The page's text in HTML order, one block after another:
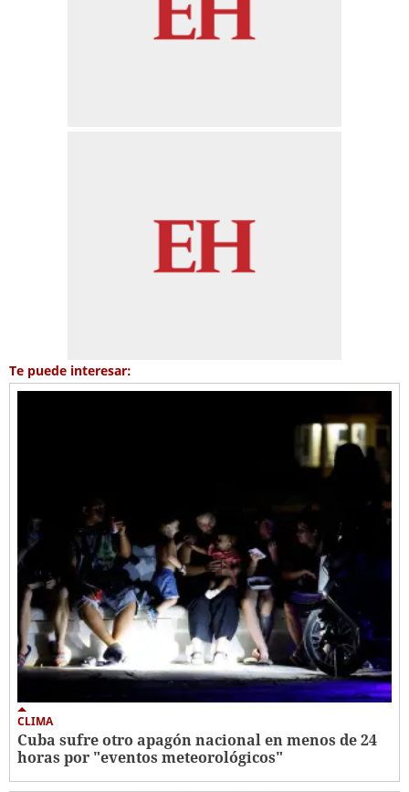
Te puede interesar:
CLIMA
Cuba sufre otro apagón nacional en menos de 24
horas por "eventos meteorológicos"